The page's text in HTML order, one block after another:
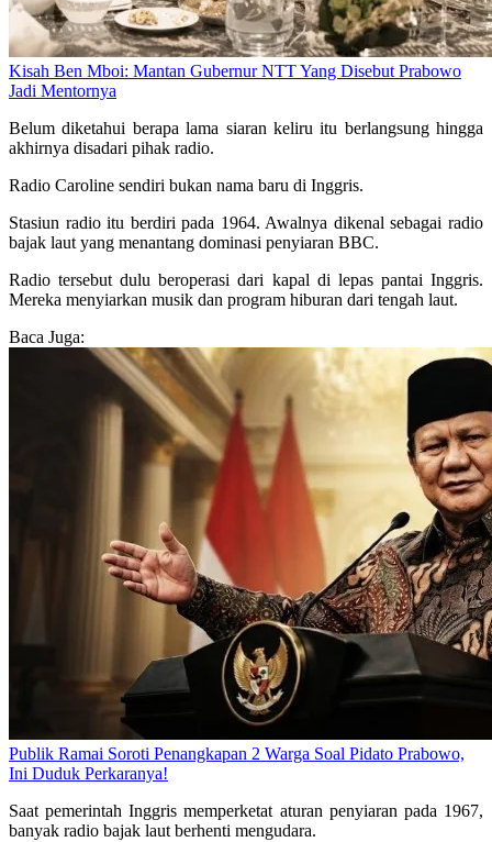
Kisah Ben Mboi: Mantan Gubernur NTT Yang Disebut Prabowo
Jadi Mentornya
Belum diketahui berapa lama siaran keliru itu berlangsung hingga
akhirnya disadari pihak radio.
Radio Caroline sendiri bukan nama baru di Inggris.
Stasiun radio itu berdiri pada 1964. Awalnya dikenal sebagai radio
bajak laut yang menantang dominasi penyiaran BBC.
Radio tersebut dulu beroperasi dari kapal di lepas pantai Inggris.
Mereka menyiarkan musik dan program hiburan dari tengah laut.
Baca Juga:
Publik Ramai Soroti Penangkapan 2 Warga Soal Pidato Prabowo,
Ini Duduk Perkaranya!
Saat pemerintah Inggris memperketat aturan penyiaran pada 1967,
banyak radio bajak laut berhenti mengudara.